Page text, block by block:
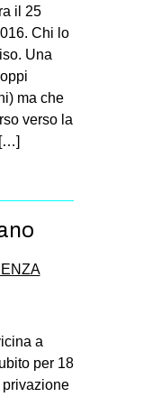
il 25
Chi lo
Una
ma che
verso la
a
per 18